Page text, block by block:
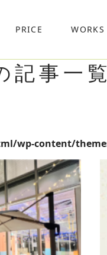
PRICE WORKS
記事一覧
wp-content/